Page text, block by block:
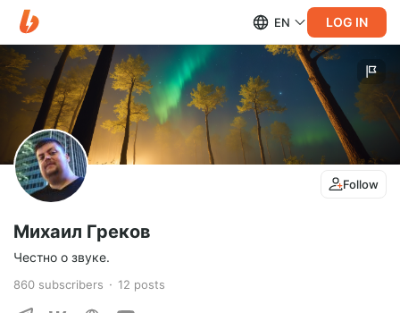
EN LOG IN
Follow
Михаил Греков
Честно о звуке.
860 subscribers 12 posts